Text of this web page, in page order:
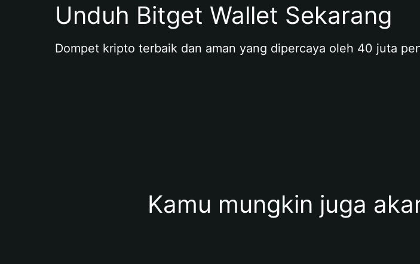
Unduh Bitget Wallet Sekarang
Dompet kripto terbaik dan aman yang dipercaya oleh 40 juta
Kamu mungkin juga